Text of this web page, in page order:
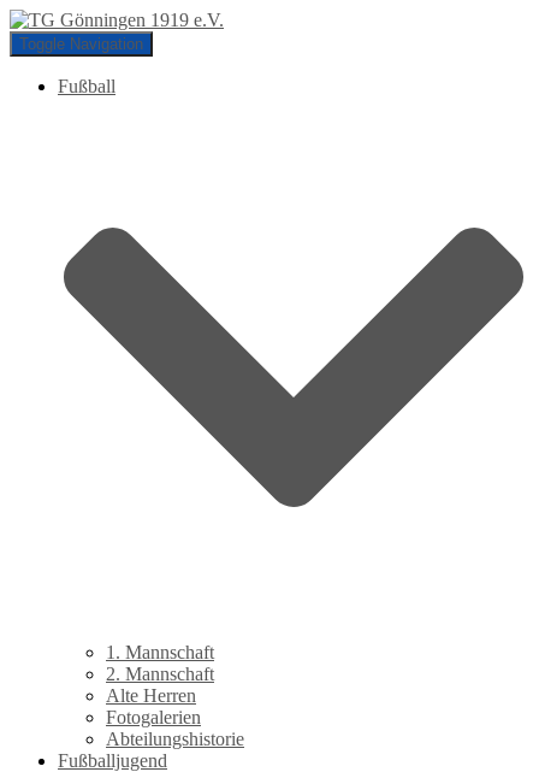
Toggle Navigation
Fußball
1. Mannschaft
2. Mannschaft
Alte Herren
Fotogalerien
Abteilungshistorie
Fußballjugend